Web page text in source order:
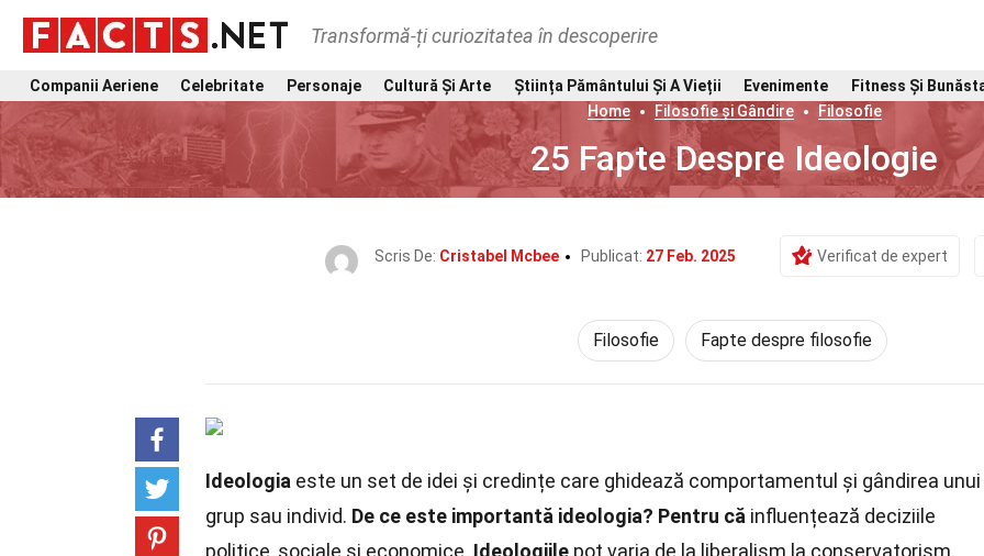
Transformă-ți curiozitatea în descoperire
Companii Aeriene Celebritate Personaje Cultură Și Arte Știința Pământului Și A Vieții Evenimente Fitness Și
Home
Filosofie și Gândire Filosofie
25 Fapte Despre Ideologie
Scris De: Cristabel Mcbee Publicat: 27 Feb. 2025 Verificat de expert
Filosofie Fapte despre filosofie
Ideologia este un set de idei și credințe care ghidează comportamentul și gândirea unui
grup sau individ. De ce este importantă ideologia? Pentru că influențează deciziile
politice, sociale și economice. Ideologiile pot varia de la liberalism la conservatorism,